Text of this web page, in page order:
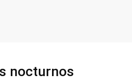
nocturnos